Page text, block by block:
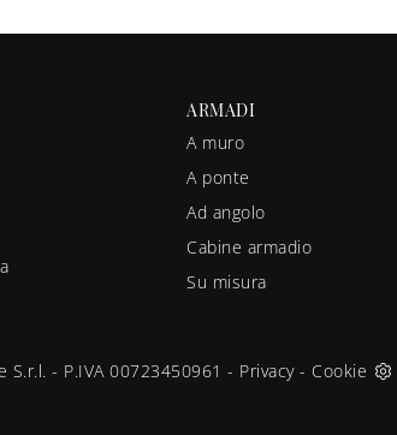
ARMADI
A muro
A ponte
Ad angolo
Cabine armadio
Su misura
- P.IVA 00723450961 - Privacy- Cookie